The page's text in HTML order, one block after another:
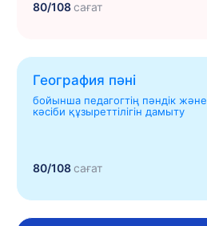
80/108сағат
География пәні
бойынша педагогтің пәндік және
кәсіби құзыреттілігін дамыту
80/108сағат